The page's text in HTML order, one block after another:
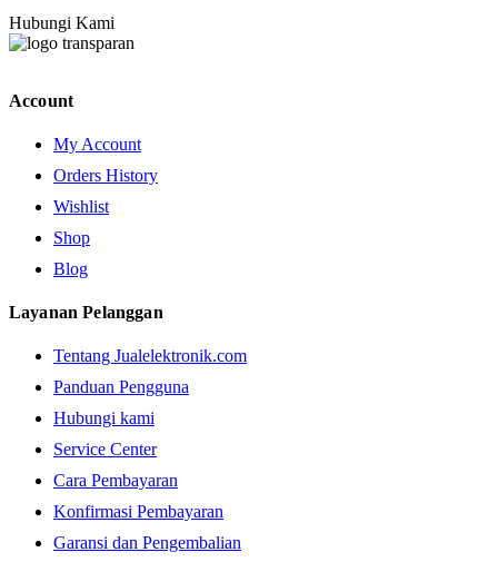
Hubungi Kami
Account
My Account
Orders History
Wishlist
Shop
Blog
Layanan Pelanggan
Tentang Jualelektronik.com
Panduan Pengguna
Hubungi kami
Service Center
Cara Pembayaran
Konfirmasi Pembayaran
Garansi dan Pengembalian